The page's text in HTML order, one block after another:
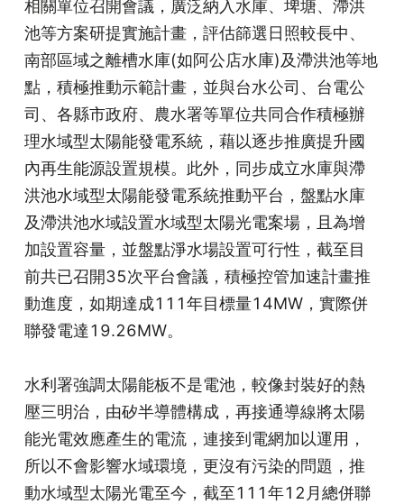
相關單位召開會議，廣泛納入水庫、埤塘、滯洪
池等方案研提實施計畫，評估篩選日照較長中、
南部區域之離槽水庫(如阿公店水庫)及滯洪池等地
點，積極推動示範計畫，並與台水公司、台電公
司、各縣市政府、農水署等單位共同合作積極辦
理水域型太陽能發電系統，藉以逐步推廣提升國
內再生能源設置規模。此外，同步成立水庫與滯
洪池水域型太陽能發電系統推動平台，盤點水庫
及滯洪池水域設置水域型太陽光電案場，且為增
加設置容量，並盤點淨水場設置可行性，截至目
前共已召開35次平台會議，積極控管加速計畫推
動進度，如期達成111年目標量14MW，實際併
聯發電達19.26MW。
水利署強調太陽能板不是電池，較像封裝好的熱
壓三明治，由矽半導體構成，再接通導線將太陽
能光電效應產生的電流，連接到電網加以運用，
所以不會影響水域環境，更沒有污染的問題，推
動水域型太陽光電至今，截至111年12月總併聯